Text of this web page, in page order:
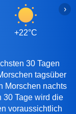
+22°C
›
30 Tagen
tagsüber
Morschen nachts
30 Tage wird die
voraussichtlich